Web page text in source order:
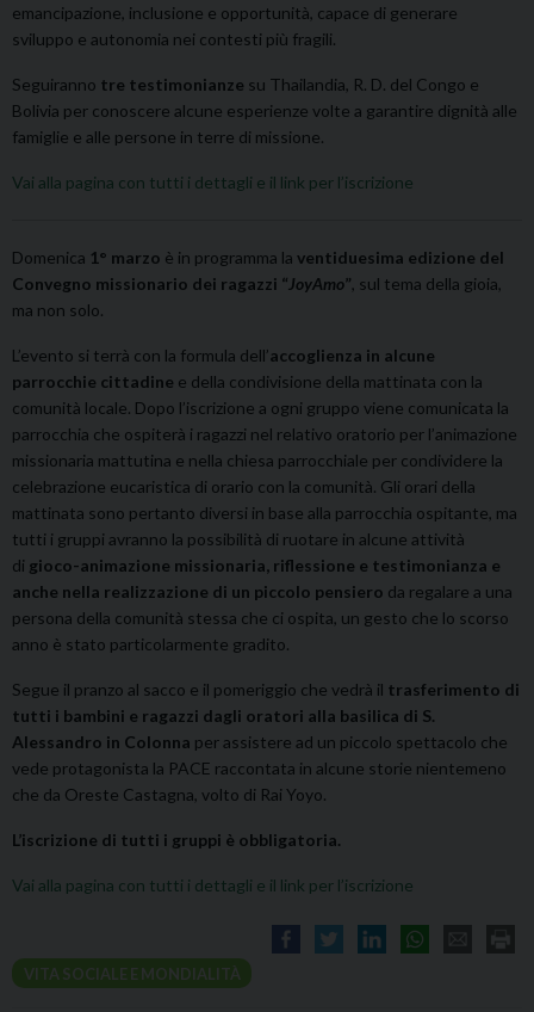
emancipazione, inclusione e opportunità, capace di generare
sviluppo e autonomia nei contesti più fragili.
Seguiranno tre testimonianze su Thailandia, R. D. del Congo e
Bolivia per conoscere alcune esperienze volte a garantire dignità alle
famiglie e alle persone in terre di missione.
Vai alla pagina con tutti i dettagli e il link per l’iscrizione
Domenica 1° marzo è in programma la ventiduesima edizione del
Convegno missionario dei ragazzi “JoyAmo” , sul tema della gioia,
ma non solo.
L’evento si terrà con la formula dell’accoglienza in alcune
parrocchie cittadine e della condivisione della mattinata con la
comunità locale. Dopo l’iscrizione a ogni gruppo viene comunicata la
parrocchia che ospiterà i ragazzi nel relativo oratorio per l’animazione
missionaria mattutina e nella chiesa parrocchiale per condividere la
celebrazione eucaristica di orario con la comunità. Gli orari della
mattinata sono pertanto diversi in base alla parrocchia ospitante, ma
tutti i gruppi avranno la possibilità di ruotare in alcune attività
di gioco-animazione missionaria, riflessione e testimonianza e
anche nella realizzazione di un piccolo pensiero da regalare a una
persona della comunità stessa che ci ospita, un gesto che lo scorso
anno è stato particolarmente gradito.
Segue il pranzo al sacco e il pomeriggio che vedrà il trasferimento di
tutti i bambini e ragazzi dagli oratori alla basilica di S.
Alessandro in Colonna per assistere ad un piccolo spettacolo che
vede protagonista la PACE raccontata in alcune storie nientemeno
che da Oreste Castagna, volto di Rai Yoyo.
L’iscrizione di tutti i gruppi è obbligatoria.
Vai alla pagina con tutti i dettagli e il link per l’iscrizione
VITA SOCIALE E MONDIALITÀ